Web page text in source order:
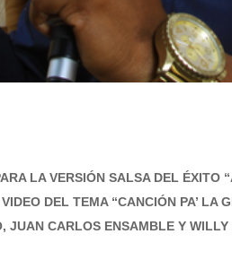
LA VERSIÓN SALSA DEL ÉXITO
DEL TEMA “CANCIÓN PA’ LA
JUAN CARLOS ENSAMBLE Y